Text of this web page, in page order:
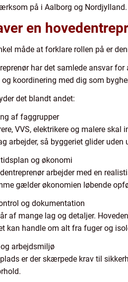
på i Aalborg og Nordjylland.
en
måde at forklare rollen på er
har det samlede ansvar
koordinering med dig som
det blandt andet:
af faggrupper
VVS, elektrikere og malere
arbejder, så byggeriet glider uden
og økonomi
arbejder med en
gælder økonomien løbende
og dokumentation
af mange lag og detaljer.
kan handle om alt fra fuger og
arbejdsmiljø
er der skærpede krav til